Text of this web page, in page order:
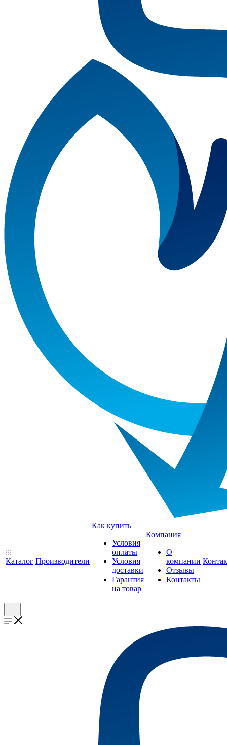
Каталог Производители
Как купить
Условия
оплаты
Условия
доставки
Гарантия
на товар
Компания
О
компании
Отзывы
Контакты